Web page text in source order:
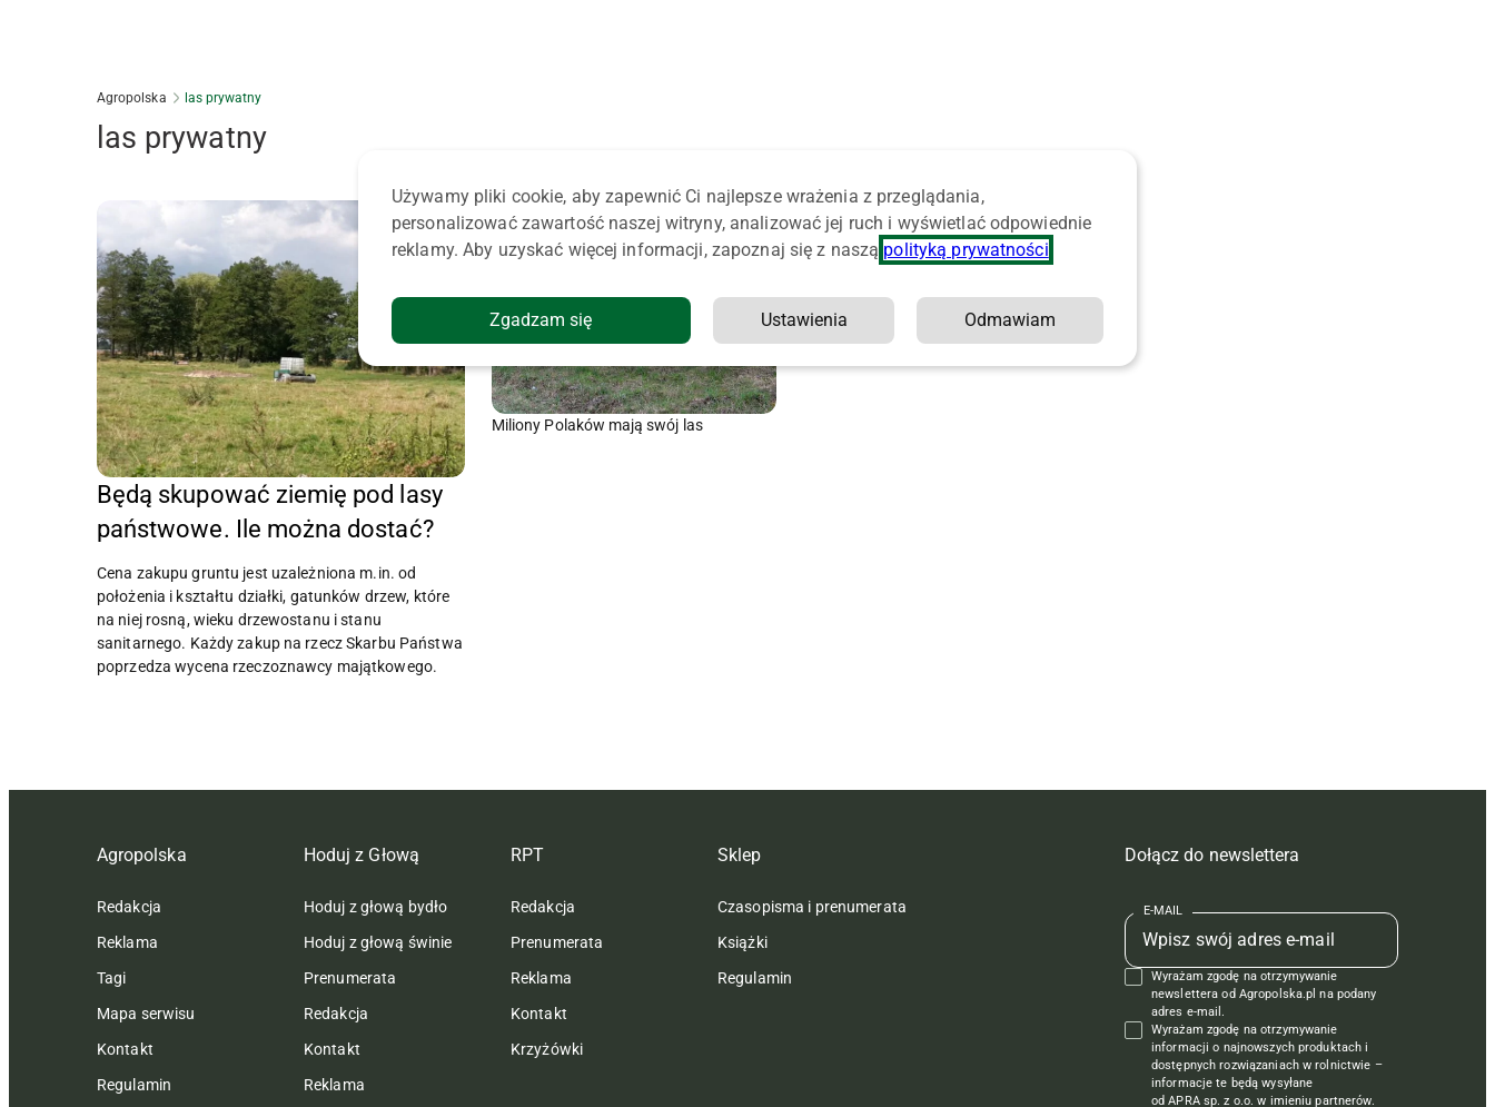
Agropolska las prywatny
las prywatny
Będą skupować ziemię pod lasy
państwowe. Ile można dostać?
Cena zakupu gruntu jest uzależniona m.in. od
położenia i kształtu działki, gatunków drzew, które
na niej rosną, wieku drzewostanu i stanu
sanitarnego. Każdy zakup na rzecz Skarbu Państwa
poprzedza wycena rzeczoznawcy majątkowego.
Miliony Polaków mają swój las
Agropolska
Redakcja
Reklama
Tagi
Mapa serwisu
Kontakt
Regulamin
Hoduj z Głową
Hoduj z głową bydło
Hoduj z głową świnie
Prenumerata
Redakcja
Kontakt
Reklama
RPT
Redakcja
Prenumerata
Reklama
Kontakt
Krzyżówki
Sklep
Czasopisma i prenumerata
Książki
Regulamin
Dołącz do newslettera
E-MAIL
Wyrażam zgodę na otrzymywanie
newslettera od Agropolska.pl na podany
adres e-mail.
Wyrażam zgodę na otrzymywanie
informacji o najnowszych produktach i
dostępnych rozwiązaniach w rolnictwie –
informacje te będą wysyłane
od APRA sp. z o.o. w imieniu partnerów.
Używamy pliki cookie, aby zapewnić Ci najlepsze wrażenia z przeglądania,
personalizować zawartość naszej witryny, analizować jej ruch i wyświetlać odpowiednie
reklamy. Aby uzyskać więcej informacji, zapoznaj się z naszą polityką prywatności
Zgadzam się Ustawienia Odmawiam